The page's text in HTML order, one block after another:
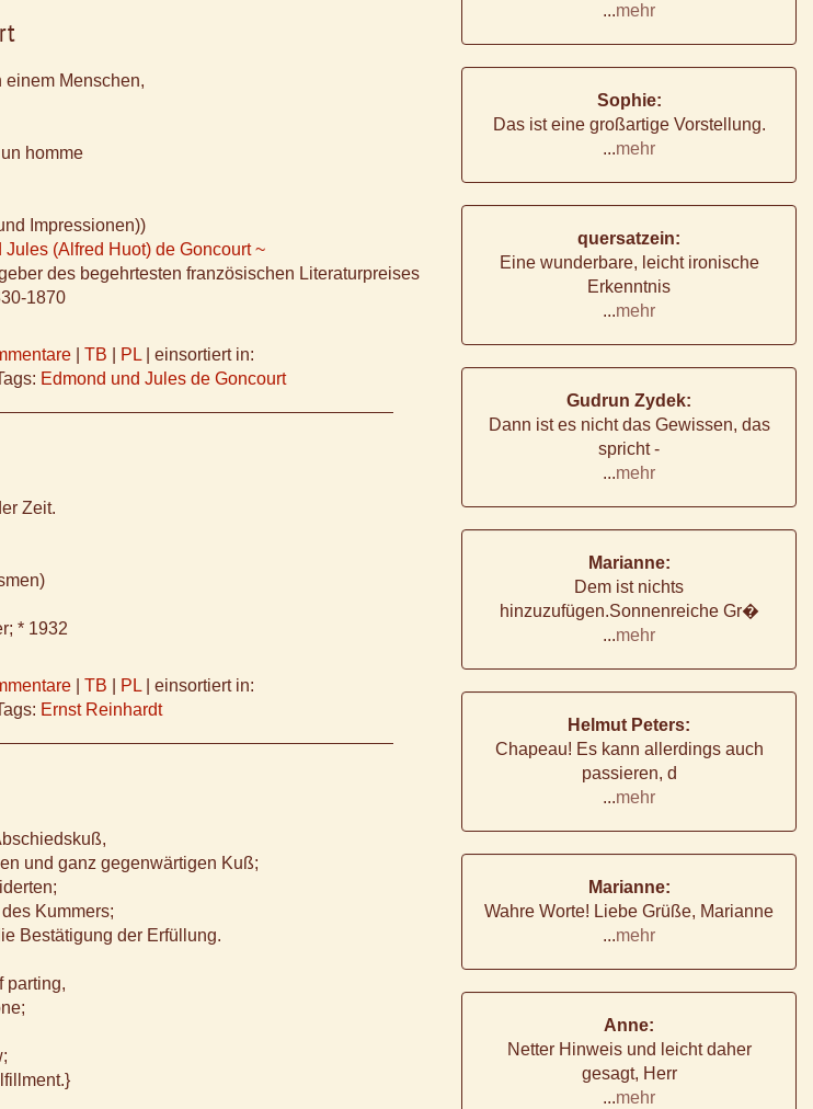
Menschen,
homme
Impressionen))
(Alfred Huot) de Goncourt ~
des begehrtesten französischen Literaturpreises
1870
TB PL
einsortiert in:
Edmond und Jules de Goncourt
Zeit.
* 1932
TB PL
einsortiert in:
Ernst Reinhardt
und ganz gegenwärtigen Kuß;
Kummers;
Bestätigung der Erfüllung.
parting,
...mehr
Sophie:
Das ist eine großartige Vorstellung.
...mehr
quersatzein:
Eine wunderbare, leicht ironische
Erkenntnis
...mehr
Gudrun Zydek:
Dann ist es nicht das Gewissen, das
spricht -
...mehr
Marianne:
Dem ist nichts
hinzuzufügen.Sonnenreiche Gr�
...mehr
Helmut Peters:
Chapeau! Es kann allerdings auch
passieren, d
...mehr
Marianne:
Wahre Worte! Liebe Grüße, Marianne
...mehr
Anne:
Netter Hinweis und leicht daher
gesagt, Herr
...mehr